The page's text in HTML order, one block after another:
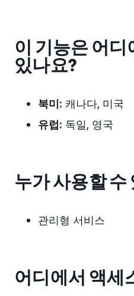
이 기능은 어
있나요?
북미: 캐나다, 미국
유럽: 독일, 영국
누가 사용할 수
관리형 서비스
어디에서 액세